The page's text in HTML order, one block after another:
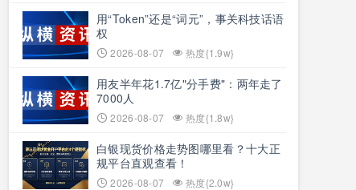
用“Token”还是“词元”，事关科技话语
权
2026-08-07 热度{1.9w}
用友半年花1.7亿"分手费"：两年走了
7000人
2026-08-07 热度{1.8w}
白银现货价格走势图哪里看？十大正
规平台直观查看！
2026-08-07 热度{2.0w}